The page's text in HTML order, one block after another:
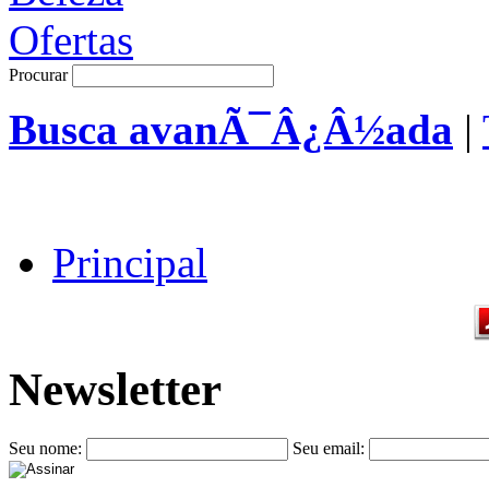
Procurar
Busca avanÃ¯Â¿Â½ada |
Principal
Newsletter
Seu nome: Seu email: